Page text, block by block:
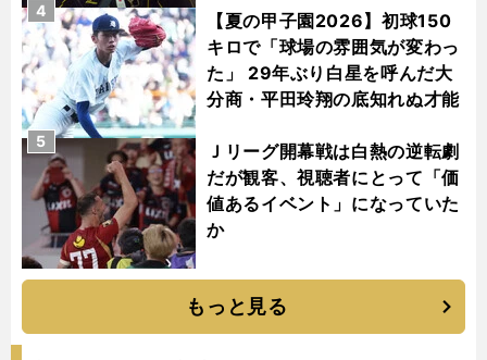
【夏の甲子園2026】初球150
キロで「球場の雰囲気が変わっ
た」 29年ぶり白星を呼んだ大
分商・平田玲翔の底知れぬ才能
4
Ｊリーグ開幕戦は白熱の逆転劇
だが観客、視聴者にとって「価
値あるイベント」になっていた
か
5
もっと見る